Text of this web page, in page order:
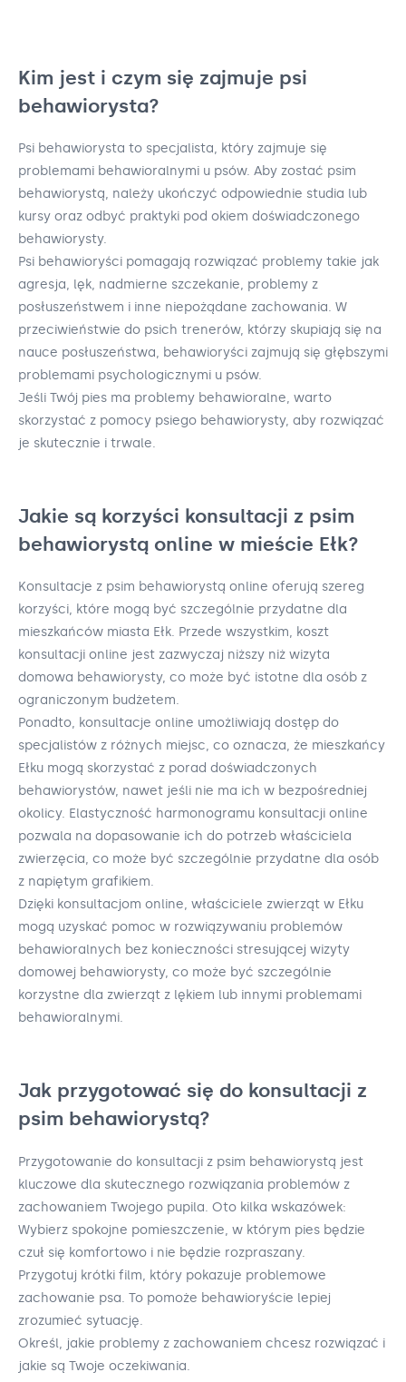
Kim jest i czym się zajmuje psi
behawiorysta?
Psi behawiorysta to specjalista, który zajmuje się
problemami behawioralnymi u psów. Aby zostać psim
behawiorystą, należy ukończyć odpowiednie studia lub
kursy oraz odbyć praktyki pod okiem doświadczonego
behawiorysty.
Psi behawioryści pomagają rozwiązać problemy takie jak
agresja, lęk, nadmierne szczekanie, problemy z
posłuszeństwem i inne niepożądane zachowania. W
przeciwieństwie do psich trenerów, którzy skupiają się na
nauce posłuszeństwa, behawioryści zajmują się głębszymi
problemami psychologicznymi u psów.
Jeśli Twój pies ma problemy behawioralne, warto
skorzystać z pomocy psiego behawiorysty, aby rozwiązać
je skutecznie i trwale.
Jakie są korzyści konsultacji z psim
behawiorystą online w mieście Ełk?
Konsultacje z psim behawiorystą online oferują szereg
korzyści, które mogą być szczególnie przydatne dla
mieszkańców miasta Ełk. Przede wszystkim, koszt
konsultacji online jest zazwyczaj niższy niż wizyta
domowa behawiorysty, co może być istotne dla osób z
ograniczonym budżetem.
Ponadto, konsultacje online umożliwiają dostęp do
specjalistów z różnych miejsc, co oznacza, że mieszkańcy
Ełku mogą skorzystać z porad doświadczonych
behawiorystów, nawet jeśli nie ma ich w bezpośredniej
okolicy. Elastyczność harmonogramu konsultacji online
pozwala na dopasowanie ich do potrzeb właściciela
zwierzęcia, co może być szczególnie przydatne dla osób
z napiętym grafikiem.
Dzięki konsultacjom online, właściciele zwierząt w Ełku
mogą uzyskać pomoc w rozwiązywaniu problemów
behawioralnych bez konieczności stresującej wizyty
domowej behawiorysty, co może być szczególnie
korzystne dla zwierząt z lękiem lub innymi problemami
behawioralnymi.
Jak przygotować się do konsultacji z
psim behawiorystą?
Przygotowanie do konsultacji z psim behawiorystą jest
kluczowe dla skutecznego rozwiązania problemów z
zachowaniem Twojego pupila. Oto kilka wskazówek:
Wybierz spokojne pomieszczenie, w którym pies będzie
czuł się komfortowo i nie będzie rozpraszany.
Przygotuj krótki film, który pokazuje problemowe
zachowanie psa. To pomoże behawioryście lepiej
zrozumieć sytuację.
Określ, jakie problemy z zachowaniem chcesz rozwiązać i
jakie są Twoje oczekiwania.